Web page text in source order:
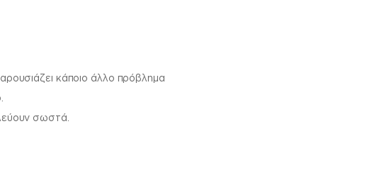
κάποιο άλλο πρόβλημα
σωστά.